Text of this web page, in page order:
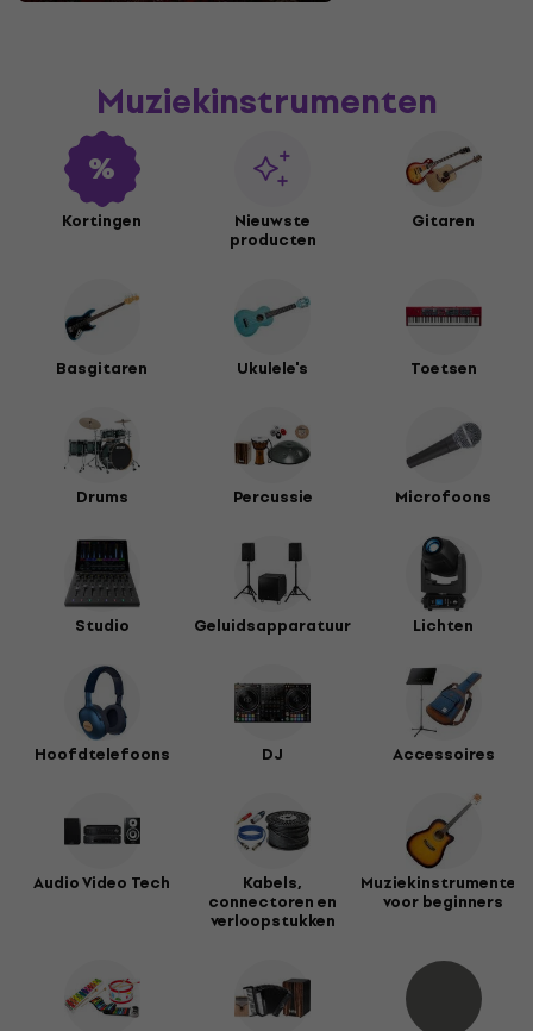
Muziekinstrumenten
Kortingen Nieuwste
producten
Gitaren
Basgitaren Ukulele's Toetsen
Drums Percussie Microfoons
Studio Geluidsapparatuur Lichten
Hoofdtelefoons DJ Accessoires
Audio Video Tech Kabels,
connectoren en
verloopstukken
Muziekinstrumenten
voor beginners